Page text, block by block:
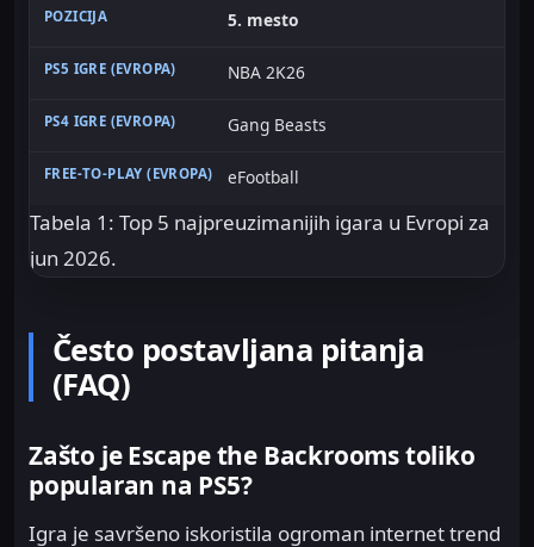
5. mesto
NBA 2K26
Gang Beasts
eFootball
Tabela 1: Top 5 najpreuzimanijih igara u Evropi za
jun 2026.
Često postavljana pitanja
(FAQ)
Zašto je Escape the Backrooms toliko
popularan na PS5?
Igra je savršeno iskoristila ogroman internet trend